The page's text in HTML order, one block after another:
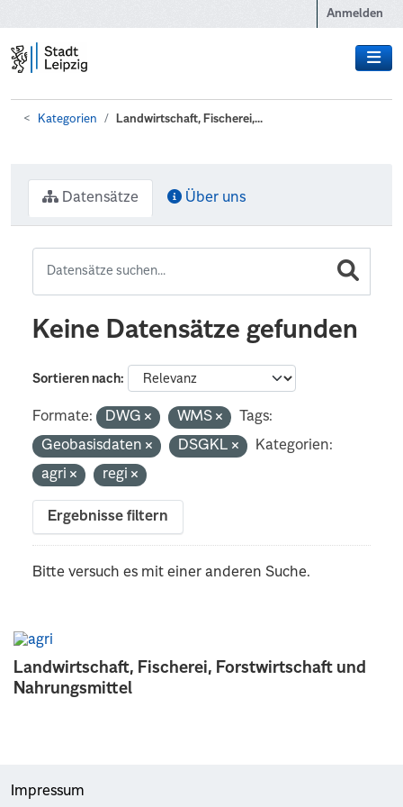
Anmelden
Kategorien Landwirtschaft, Fischerei,...
Landwirtschaft, Fischerei, Forstwirtschaft und
Nahrungsmittel
Datensätze Über uns
Keine Datensätze gefunden
Sortieren nach
Formate: DWG WMS
Tags:
Geobasisdaten
DSGKL
Kategorien:
agri
regi
Ergebnisse filtern
Bitte versuch es mit einer anderen Suche.
Impressum